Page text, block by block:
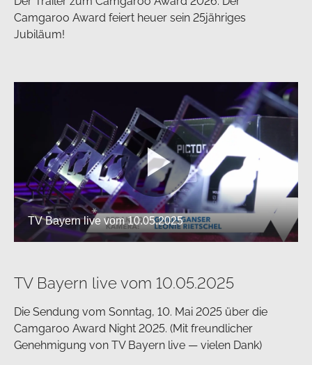
Camgaroo Award feiert heuer sein 25jähriges
Jubiläum!
TV Bayern live vom 10.05.2025
Die Sendung vom Sonntag, 10. Mai 2025 über die
Camgaroo Award Night 2025. (Mit freundlicher
Genehmigung von TV Bayern live — vielen Dank)